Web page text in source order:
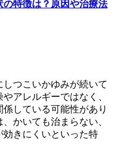
特徴は？原因や治療法
つこいかゆみが続いて
アレルギーではなく、
している可能性があり
かいても治まらない、
きにくいといった特